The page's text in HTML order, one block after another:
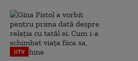
UTV